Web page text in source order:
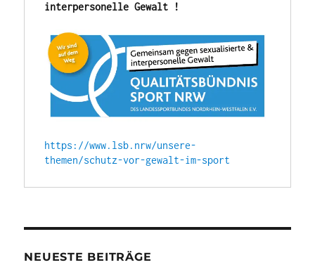
interpersonelle Gewalt !
https://www.lsb.nrw/unsere-
themen/schutz-vor-gewalt-im-sport
NEUESTE BEITRÄGE